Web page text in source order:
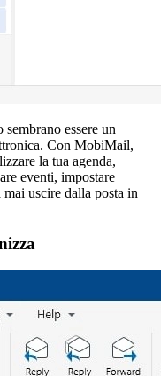
essere un
Con MobiMail,
la tua agenda,
eventi, impostare
uscire dalla posta in